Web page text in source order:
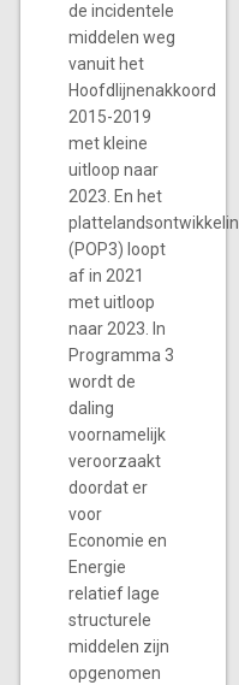
de incidentele
middelen weg
vanuit het
Hoofdlijnenakkoord
2015-2019
met kleine
uitloop naar
2023. En het
(POP3) loopt
af in 2021
met uitloop
naar 2023. In
Programma 3
wordt de
daling
voornamelijk
veroorzaakt
doordat er
voor
Economie en
Energie
relatief lage
structurele
middelen zijn
opgenomen